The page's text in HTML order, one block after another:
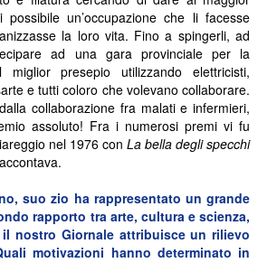
un’occupazione che li facesse
la loro vita. Fino a spingerli, ad
ad una gara provinciale per la
miglior presepio utilizzando elettricisti,
e tutti coloro che volevano collaborare.
collaborazione fra malati e infermieri,
assoluto! Fra i numerosi premi vi fu
nel 1976 con La bella degli specchi
suo zio ha rappresentato un grande
rapporto tra arte, cultura e scienza,
nostro Giornale attribuisce un rilievo
motivazioni hanno determinato in